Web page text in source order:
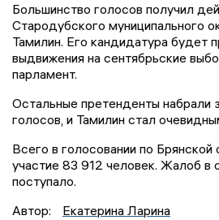
Большинство голосов получил
Стародубского муниципального
Тамилин. Его кандидатура будет
выдвижения на сентябрьские
парламент.
Остальные претенденты набрали
голосов, и Тамилин стал
Всего в голосовании по Брянской
участие 83 912 человек. Жалоб в
поступало.
Автор:
Екатерина Ларина